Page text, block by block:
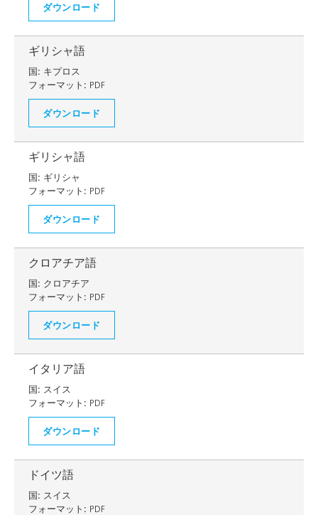
ダウンロード
ギリシャ語
国: キプロス
フォーマット: PDF
ダウンロード
ギリシャ語
国: ギリシャ
フォーマット: PDF
ダウンロード
クロアチア語
国: クロアチア
フォーマット: PDF
ダウンロード
イタリア語
国: スイス
フォーマット: PDF
ダウンロード
ドイツ語
国: スイス
フォーマット: PDF